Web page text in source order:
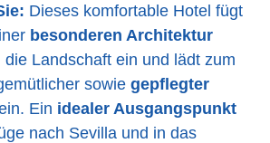
Dieses komfortable Hotel fügt
besonderen Architektur
die Landschaft ein und lädt zum
sowiegepflegter
Ein idealer Ausgangspunkt
nach Sevilla und in das